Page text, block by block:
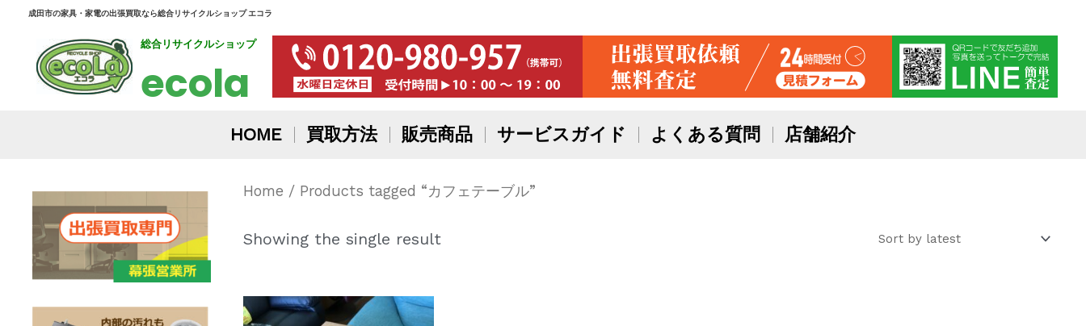
成田市の家具・家電の出張買取なら総合リサイクルショップ エコラ
総合リサイクルショップ
ecola
HOME 買取方法 販売商品 サービスガイド よくある質問 店舗紹介
Home / Products tagged “カフェテーブル”
Showing the single result